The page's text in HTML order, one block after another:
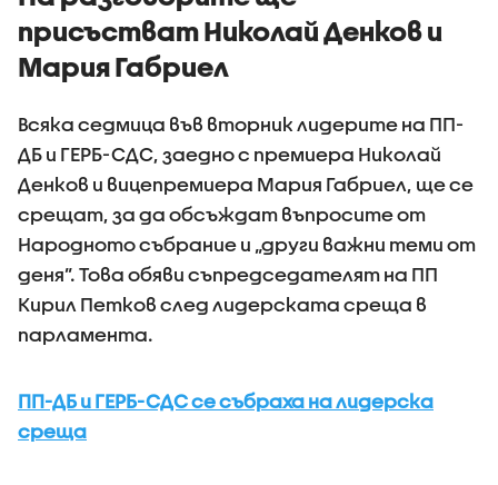
присъстват Николай Денков и
Мария Габриел
Всяка седмица във вторник лидерите на ПП-
ДБ и ГЕРБ-СДС, заедно с премиера Николай
Денков и вицепремиера Мария Габриел, ще се
срещат, за да обсъждат въпросите от
Народното събрание и „други важни теми от
деня”. Това обяви съпредседателят на ПП
Кирил Петков след лидерската среща в
парламента.
ПП-ДБ и ГЕРБ-СДС се събраха на лидерска
среща